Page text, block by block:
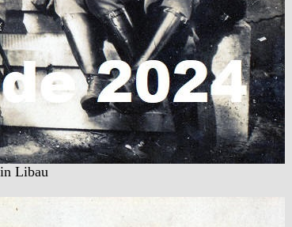
Libau